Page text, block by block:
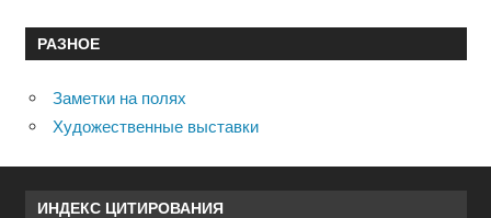
РАЗНОЕ
Заметки на полях
Художественные выставки
ИНДЕКС ЦИТИРОВАНИЯ